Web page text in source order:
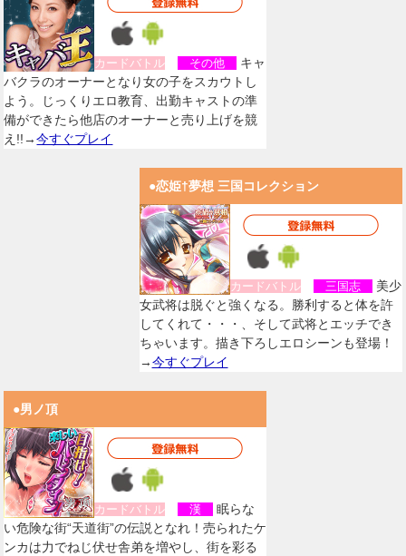
カードバトル その他
キャ
バクラのオーナーとなり女の子をスカウトし
よう。じっくりエロ教育、出勤キャストの準
備ができたら他店のオーナーと売り上げを競
え!!→今すぐプレイ
●恋姫†夢想 三国コレクション
カードバトル 三国志
美少
女武将は脱ぐと強くなる。勝利すると体を許
してくれて・・・、そして武将とエッチでき
ちゃいます。描き下ろしエロシーンも登場！
→今すぐプレイ
●男ノ頂
カードバトル 漢
眠らな
い危険な街“天道街”の伝説となれ！売られたケ
ンカは力でねじ伏せ舎弟を増やし、街を彩る